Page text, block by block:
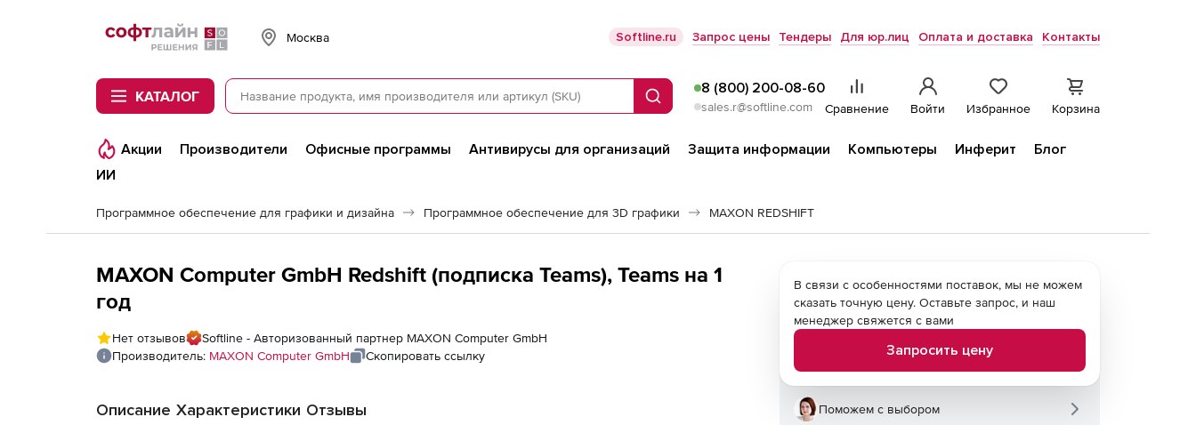
Softline
Москва Softline.ru Запрос цены Тендеры Для юр.лиц Оплата и доставка Контакты
КАТАЛОГ Поиск
8 (800) 200-08-60
sales.r@softline.com Сравнение Войти Избранное Корзина
Акции Производители Офисные программы Антивирусы для организаций Защита информации Компьютеры Инферит
Блог
ИИ
Программное обеспечение для графики и дизайна Программное обеспечение для 3D графики MAXON REDSHIFT
MAXON Computer GmbH Redshift (подписка Teams), Teams на 1
год
Нет отзывов
Softline - Авторизованный партнер MAXON Computer GmbH
Производитель: MAXON Computer GmbH Скопировать ссылку
Описание Характеристики Отзывы
В связи с особенностями поставок, мы не можем
сказать точную цену. Оставьте запрос, и наш
менеджер свяжется с вами
Запросить цену
Поможем с выбором